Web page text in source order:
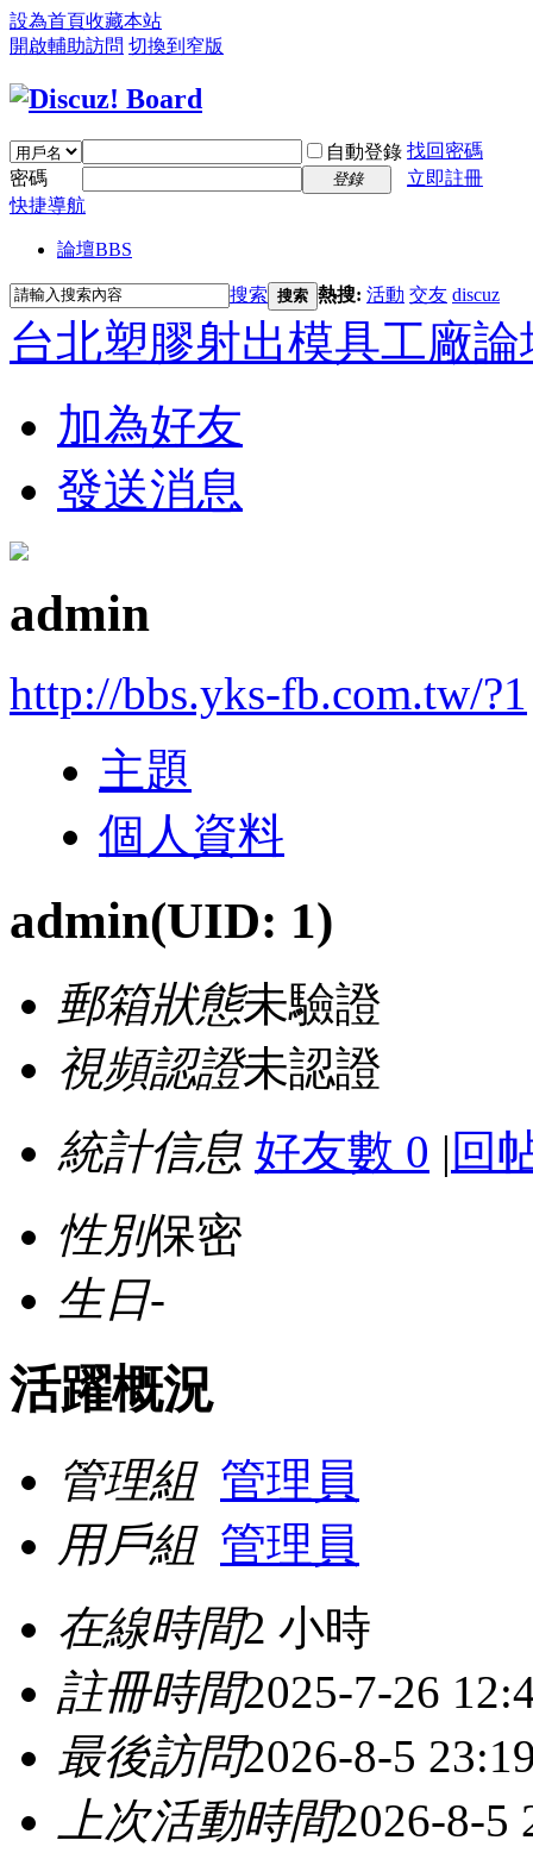
設為首頁收藏本站
開啟輔助訪問 切換到窄版
自動登錄 找回密碼
密碼
登錄
立即註冊
快捷導航
論壇BBS
搜索 搜索 熱搜: 活動 交友 discuz
台北塑膠射出模具工廠論
加為好友
發送消息
admin
http://bbs.yks-fb.com.tw/?1
主題
個人資料
admin(UID: 1)
郵箱狀態未驗證
視頻認證未認證
統計信息 好友數 0 | 回
性別保密
生日-
活躍概況
管理組 管理員
用戶組 管理員
在線時間2 小時
註冊時間2025-7-26
最後訪問2026-8-5
上次活動時間2026-8-5